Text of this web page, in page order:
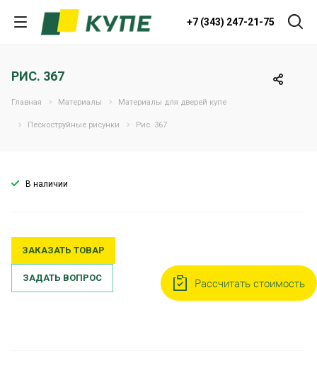
+7 (343) 247-21-75
РИС. 367
Главная Материалы Материалы для дверей купе
Пескоструйные рисунки Рис. 367
В наличии
ЗАКАЗАТЬ ТОВАР
ЗАДАТЬ ВОПРОС Рассчитать стоимость